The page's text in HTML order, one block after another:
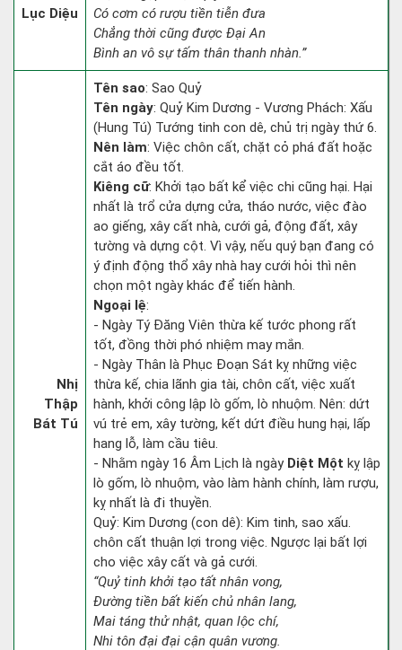
Lục Diệu
Có cơm có rượu tiền tiễn đưa
Chẳng thời cũng được Đại An
Bình an vô sự tấm thân thanh nhàn.”
Nhị
Thập
Bát Tú
Tên sao: Sao Quỷ
Tên ngày: Quỷ Kim Dương - Vương Phách: Xấu
(Hung Tú) Tướng tinh con dê, chủ trị ngày thứ 6.
Nên làm: Việc chôn cất, chặt cỏ phá đất hoặc
cắt áo đều tốt.
Kiêng cữ: Khởi tạo bất kể việc chi cũng hại. Hại
nhất là trổ cửa dựng cửa, tháo nước, việc đào
ao giếng, xây cất nhà, cưới gả, động đất, xây
tường và dựng cột. Vì vậy, nếu quý bạn đang có
ý định động thổ xây nhà hay cưới hỏi thì nên
chọn một ngày khác để tiến hành.
Ngoại lệ:
- Ngày Tý Đăng Viên thừa kế tước phong rất
tốt, đồng thời phó nhiệm may mắn.
- Ngày Thân là Phục Đoạn Sát kỵ những việc
thừa kế, chia lãnh gia tài, chôn cất, việc xuất
hành, khởi công lập lò gốm, lò nhuộm. Nên: dứt
vú trẻ em, xây tường, kết dứt điều hung hại, lấp
hang lỗ, làm cầu tiêu.
- Nhằm ngày 16 Âm Lịch là ngày Diệt Một kỵ lập
lò gốm, lò nhuộm, vào làm hành chính, làm rượu,
kỵ nhất là đi thuyền.
Quỷ: Kim Dương (con dê): Kim tinh, sao xấu.
chôn cất thuận lợi trong việc. Ngược lại bất lợi
cho việc xây cất và gả cưới.
“Quỷ tinh khởi tạo tất nhân vong,
Đường tiền bất kiến chủ nhân lang,
Mai táng thử nhật, quan lộc chí,
Nhi tôn đại đại cận quân vương.